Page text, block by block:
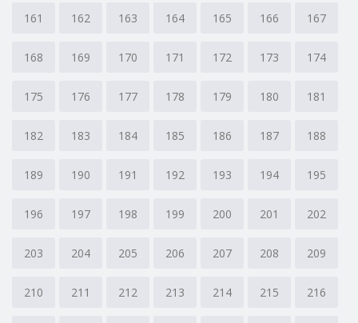
161 162 163 164 165 166 167
168 169 170 171 172 173 174
175 176 177 178 179 180 181
182 183 184 185 186 187 188
189 190 191 192 193 194 195
196 197 198 199 200 201 202
203 204 205 206 207 208 209
210 211 212 213 214 215 216